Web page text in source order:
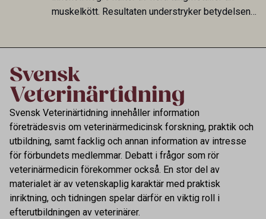
muskelkött. Resultaten understryker betydelsen
Svensk Veterinärtidning innehåller information
företrädesvis om veterinärmedicinsk forskning, praktik och
utbildning, samt facklig och annan information av intresse
för förbundets medlemmar. Debatt i frågor som rör
veterinärmedicin förekommer också. En stor del av
materialet är av vetenskaplig karaktär med praktisk
inriktning, och tidningen spelar därför en viktig roll i
efterutbildningen av veterinärer.